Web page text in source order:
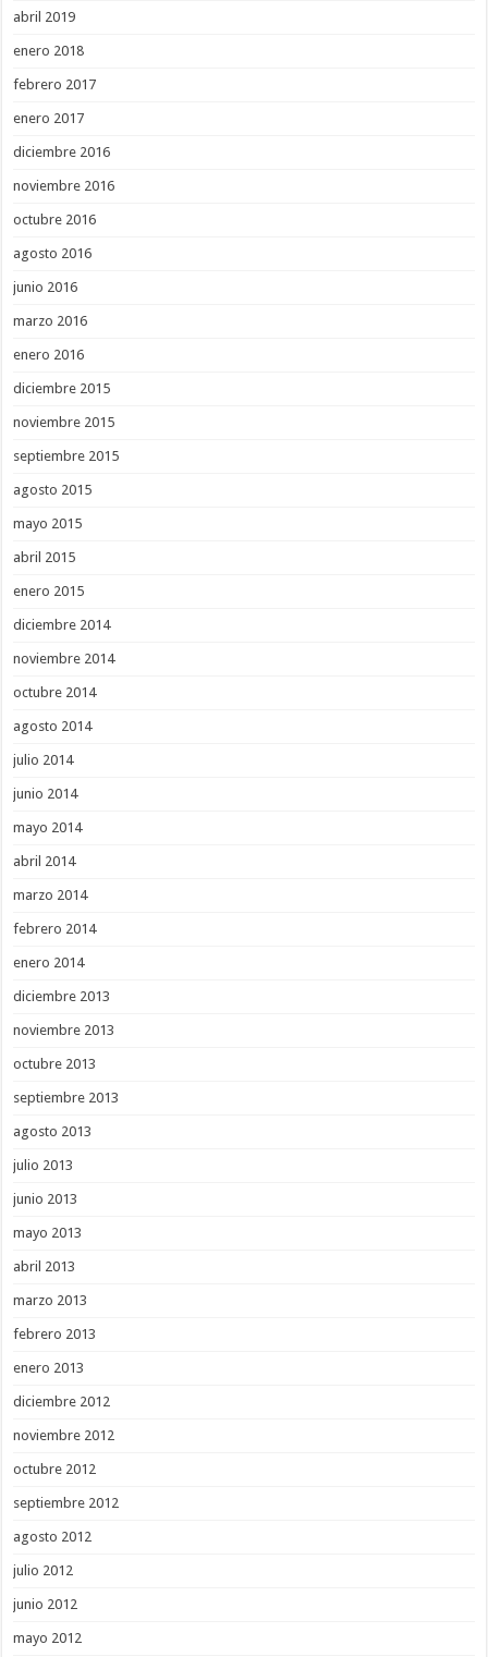
abril 2019
enero 2018
febrero 2017
enero 2017
diciembre 2016
noviembre 2016
octubre 2016
agosto 2016
junio 2016
marzo 2016
enero 2016
diciembre 2015
noviembre 2015
septiembre 2015
agosto 2015
mayo 2015
abril 2015
enero 2015
diciembre 2014
noviembre 2014
octubre 2014
agosto 2014
julio 2014
junio 2014
mayo 2014
abril 2014
marzo 2014
febrero 2014
enero 2014
diciembre 2013
noviembre 2013
octubre 2013
septiembre 2013
agosto 2013
julio 2013
junio 2013
mayo 2013
abril 2013
marzo 2013
febrero 2013
enero 2013
diciembre 2012
noviembre 2012
octubre 2012
septiembre 2012
agosto 2012
julio 2012
junio 2012
mayo 2012